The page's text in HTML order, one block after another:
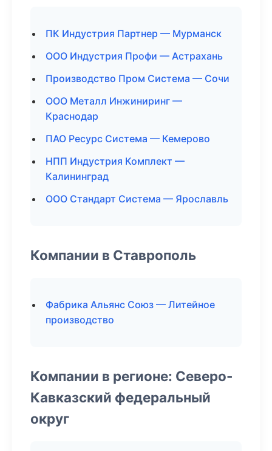
ПК Индустрия Партнер — Мурманск
ООО Индустрия Профи — Астрахань
Производство Пром Система — Сочи
ООО Металл Инжиниринг —
Краснодар
ПАО Ресурс Система — Кемерово
НПП Индустрия Комплект —
Калининград
ООО Стандарт Система — Ярославль
Компании в Ставрополь
Фабрика Альянс Союз — Литейное
производство
Компании в регионе: Северо-
Кавказский федеральный
округ